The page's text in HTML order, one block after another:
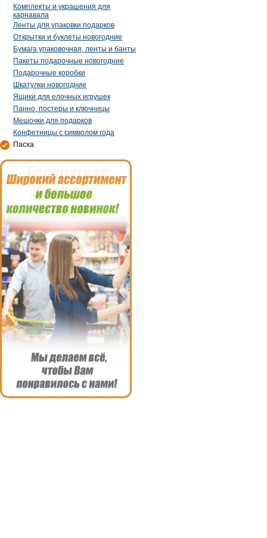
Комплекты и украшения для
карнавала
Ленты для упаковки подарков
Открытки и буклеты новогодние
Бумага упаковочная, ленты и банты
Пакеты подарочные новогодние
Подарочные коробки
Шкатулки новогодние
Ящики для елочных игрушек
Панно, постеры и ключницы
Мешочки для подарков
Конфетницы с символом года
Пасха